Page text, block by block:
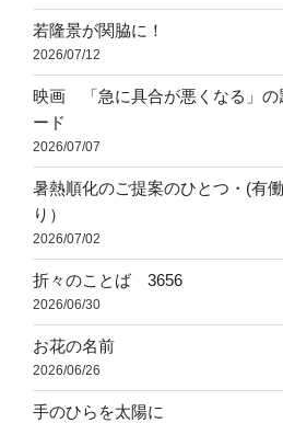
若隆景が関脇に！
2026/07/12
映画 「急に具合が悪くなる」の
ード
2026/07/07
暑熱順化のご提案のひとつ・(有
り）
2026/07/02
折々のことば 3656
2026/06/30
お花の名前
2026/06/26
手のひらを太陽に